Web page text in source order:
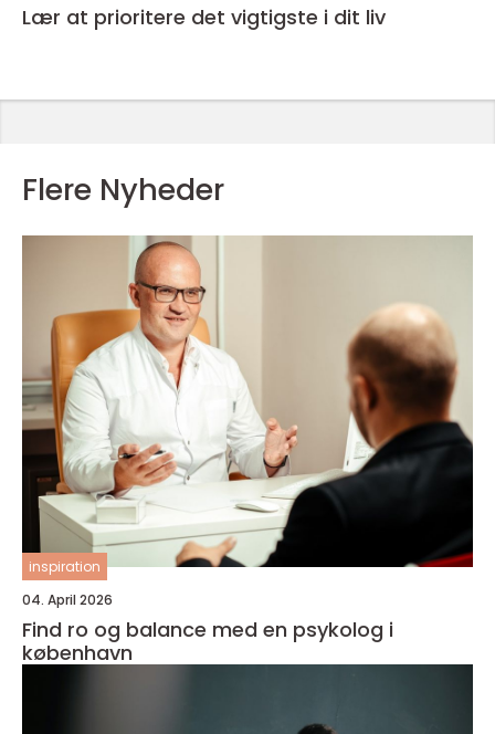
Lær at prioritere det vigtigste i dit liv
Flere Nyheder
inspiration
04. April 2026
Find ro og balance med en psykolog i
københavn